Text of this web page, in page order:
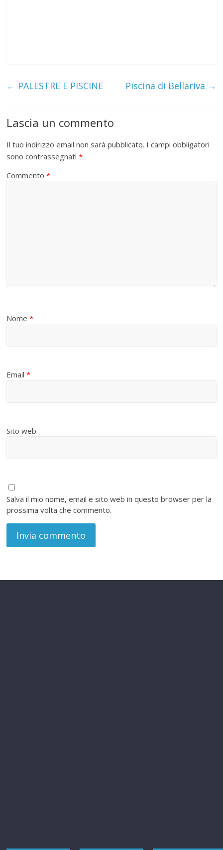
← PALESTRE E PISCINE Piscina di Bellariva →
Lascia un commento
Il tuo indirizzo email non sarà pubblicato. I campi obbligatori
sono contrassegnati*
Commento*
Nome*
Email*
Sito web
Salva il mio nome, email e sito web in questo browser per la
prossima volta che commento.